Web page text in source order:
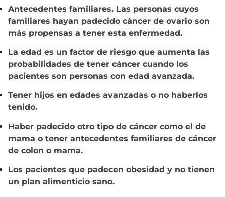
Antecedentes familiares. Las personas cuyos
familiares hayan padecido cáncer de ovario son
más propensas a tener esta enfermedad.
La edad es un factor de riesgo que aumenta las
probabilidades de tener cáncer cuando los
pacientes son personas con edad avanzada.
Tener hijos en edades avanzadas o no haberlos
tenido.
Haber padecido otro tipo de cáncer como el de
mama o tener antecedentes familiares de cáncer
de colon o mama.
Los pacientes que padecen obesidad y no tienen
un plan alimenticio sano.